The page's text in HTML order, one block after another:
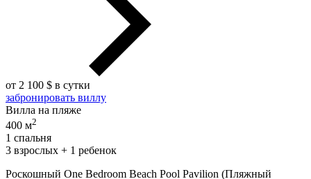
от 2 100 $ в сутки
забронировать виллу
Вилла на пляже
400 м2
1 спальня
3 взрослых + 1 ребенок
Роскошный One Bedroom Beach Pool Pavilion (Пляжный